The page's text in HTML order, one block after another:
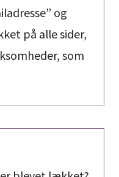
og
på alle sider,
som